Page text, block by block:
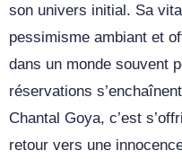
son univers initial. Sa
pessimisme ambiant et
dans un monde souvent
réservations
Chantal Goya, c’est
retour vers une